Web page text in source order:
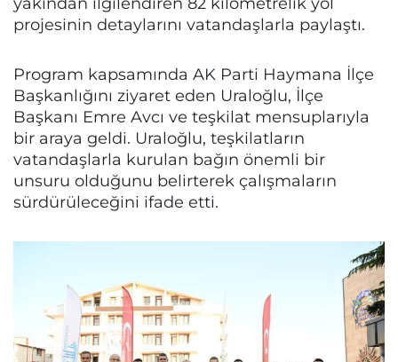
projesinin detaylarını vatandaşlarla paylaştı.
Program kapsamında AK Parti Haymana İlçe
Başkanlığını ziyaret eden Uraloğlu, İlçe
Başkanı Emre Avcı ve teşkilat mensuplarıyla
bir araya geldi. Uraloğlu, teşkilatların
vatandaşlarla kurulan bağın önemli bir
unsuru olduğunu belirterek çalışmaların
sürdürüleceğini ifade etti.